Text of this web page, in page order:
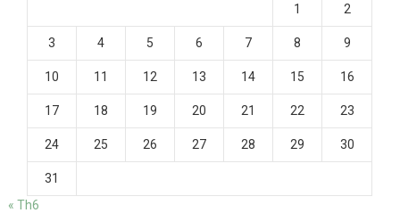
1 2
3 4 5 6 7 8 9
10 11 12 13 14 15 16
17 18 19 20 21 22 23
24 25 26 27 28 29 30
31
« Th6